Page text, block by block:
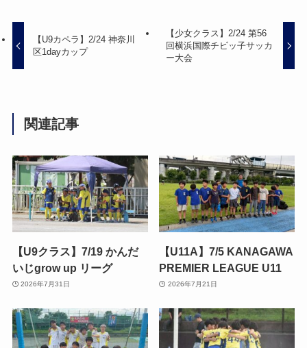
【U9カペラ】2/24 神奈川
区1dayカップ
【少女クラス】2/24 第56
回横浜国際チビッ子サッカ
ー大会
関連記事
【U9クラス】7/19 かんだ
いじgrow up リーグ
2026年7月31日
【U11A】7/5 KANAGAWA
PREMIER LEAGUE U11
2026年7月21日